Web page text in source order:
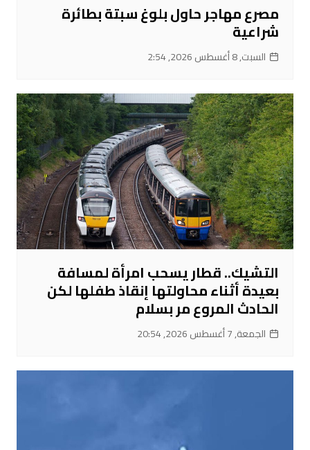
مصرع مهاجر حاول بلوغ سبتة بطائرة
شراعية
السبت, 8 أغسطس 2026, 2:54
التشيك.. قطار يسحب امرأة لمسافة
بعيدة أثناء محاولتها إنقاذ طفلها لكن
الحادث المروع مر بسلام
الجمعة, 7 أغسطس 2026, 20:54